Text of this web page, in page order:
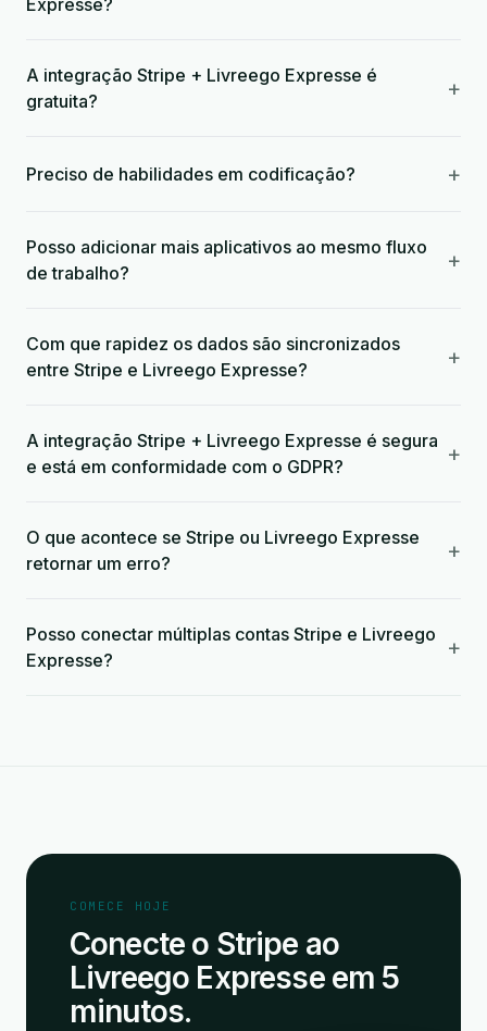
Expresse?
A integração Stripe + Livreego Expresse é
gratuita?
+
Preciso de habilidades em codificação? +
Posso adicionar mais aplicativos ao mesmo fluxo
de trabalho?
+
Com que rapidez os dados são sincronizados
entre Stripe e Livreego Expresse?
+
A integração Stripe + Livreego Expresse é segura
e está em conformidade com o GDPR?
+
O que acontece se Stripe ou Livreego Expresse
retornar um erro?
+
Posso conectar múltiplas contas Stripe e Livreego
Expresse?
+
COMECE HOJE
Conecte o Stripe ao
Livreego Expresse em 5
minutos.